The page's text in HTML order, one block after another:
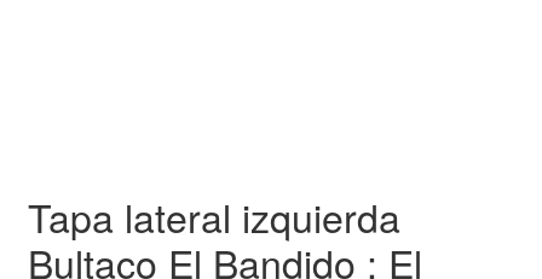
Ofertas
Tapa lateral izquierda
Bultaco El Bandido ; El